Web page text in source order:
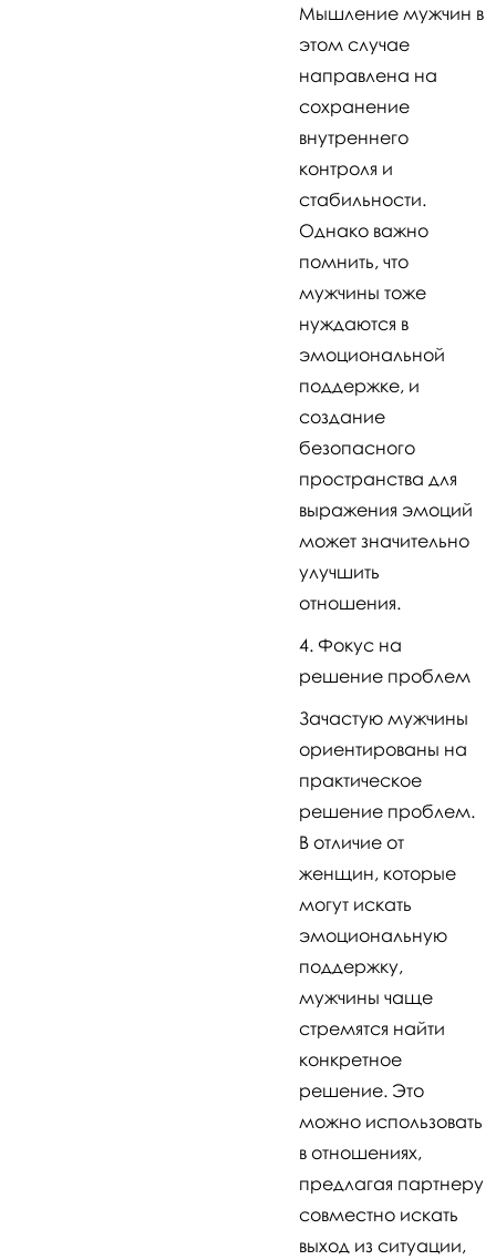
Мышление мужчин в
этом случае
направлена на
сохранение
внутреннего
контроля и
стабильности.
Однако важно
помнить, что
мужчины тоже
нуждаются в
эмоциональной
поддержке, и
создание
безопасного
пространства для
выражения эмоций
может значительно
улучшить
отношения.
Фокус на
решение проблем
Зачастую мужчины
ориентированы на
практическое
решение проблем.
В отличие от
женщин, которые
могут искать
эмоциональную
поддержку,
мужчины чаще
стремятся найти
конкретное
решение. Это
можно использовать
в отношениях,
предлагая партнеру
совместно искать
выход из ситуации,